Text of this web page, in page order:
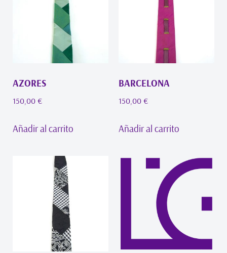
AZORES
150,00 €
Añadir al carrito
BARCELONA
150,00 €
Añadir al carrito